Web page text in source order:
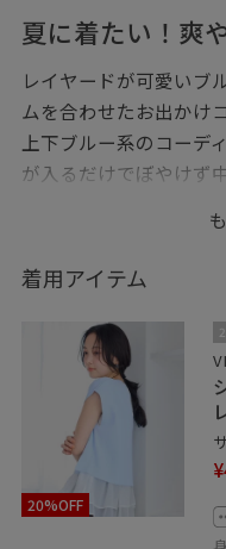
夏に着たい！爽
レイヤードが可愛いブ
ムを合わせたお出かけ
上下ブルー系のコーデ
が入るだけでぼやけず
＊記載のない物は本人
＊＊＊＊＊＊＊＊＊＊
コーディネートご覧い
是非お気に入り♡登録
気になる方はコーディ
【お気に入り】タブか
《 Instagram &WEARも
着用アイテム
20%OFF